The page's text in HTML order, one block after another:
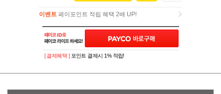
이벤트 페이포인트 적립 혜택 2배 UP!
이벤트페이포인트 적립 혜택 2배 UP!
[ 결제혜택 ] 포인트 결제시 1% 적립!